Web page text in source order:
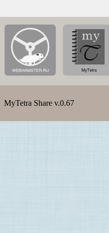
MyTetra Share v.0.67